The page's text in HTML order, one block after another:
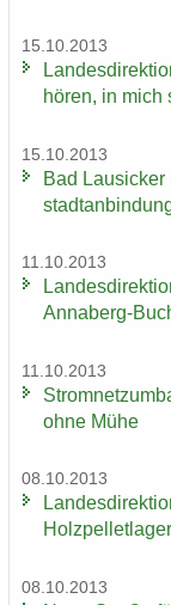
15.10.2013
hören, in mich
15.10.2013
Bad
11.10.2013
Annaberg-​
11.10.2013
ohne Mühe
08.10.2013
08.10.2013